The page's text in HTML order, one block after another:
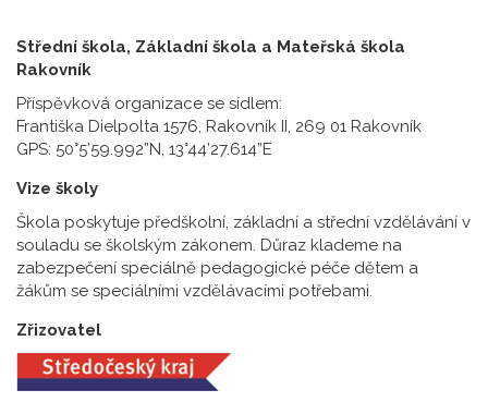
Střední škola, Základní škola a Mateřská škola
Rakovník
Příspěvková organizace se sídlem:
Františka Dielpolta 1576, Rakovník II, 269 01 Rakovník
GPS: 50°5’59.992”N, 13°44’27.614”E
Vize školy
Škola poskytuje předškolní, základní a střední vzdělávání v
souladu se školským zákonem. Důraz klademe na
zabezpečení speciálně pedagogické péče dětem a
žákům se speciálními vzdělávacími potřebami.
Zřizovatel